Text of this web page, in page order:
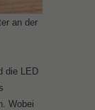
an der
die LED
Wobei